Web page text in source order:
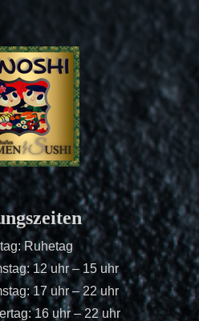
Ruhetag
12 uhr – 15 uhr
17 uhr – 22 uhr
16 uhr – 22 uhr